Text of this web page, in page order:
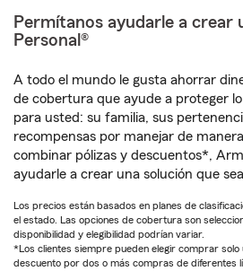
Permítanos ayudarle a crear
Personal®
A todo el mundo le gusta ahorrar
de cobertura que ayude a proteger
para usted: su familia, sus
recompensas por manejar de
combinar pólizas y descuentos*,
ayudarle a crear una solución que
Los precios están basados en planes de
el estado. Las opciones de cobertura son
disponibilidad y elegibilidad podrían variar.
*Los clientes siempre pueden elegir comprar solo
descuento por dos o más compras de diferentes